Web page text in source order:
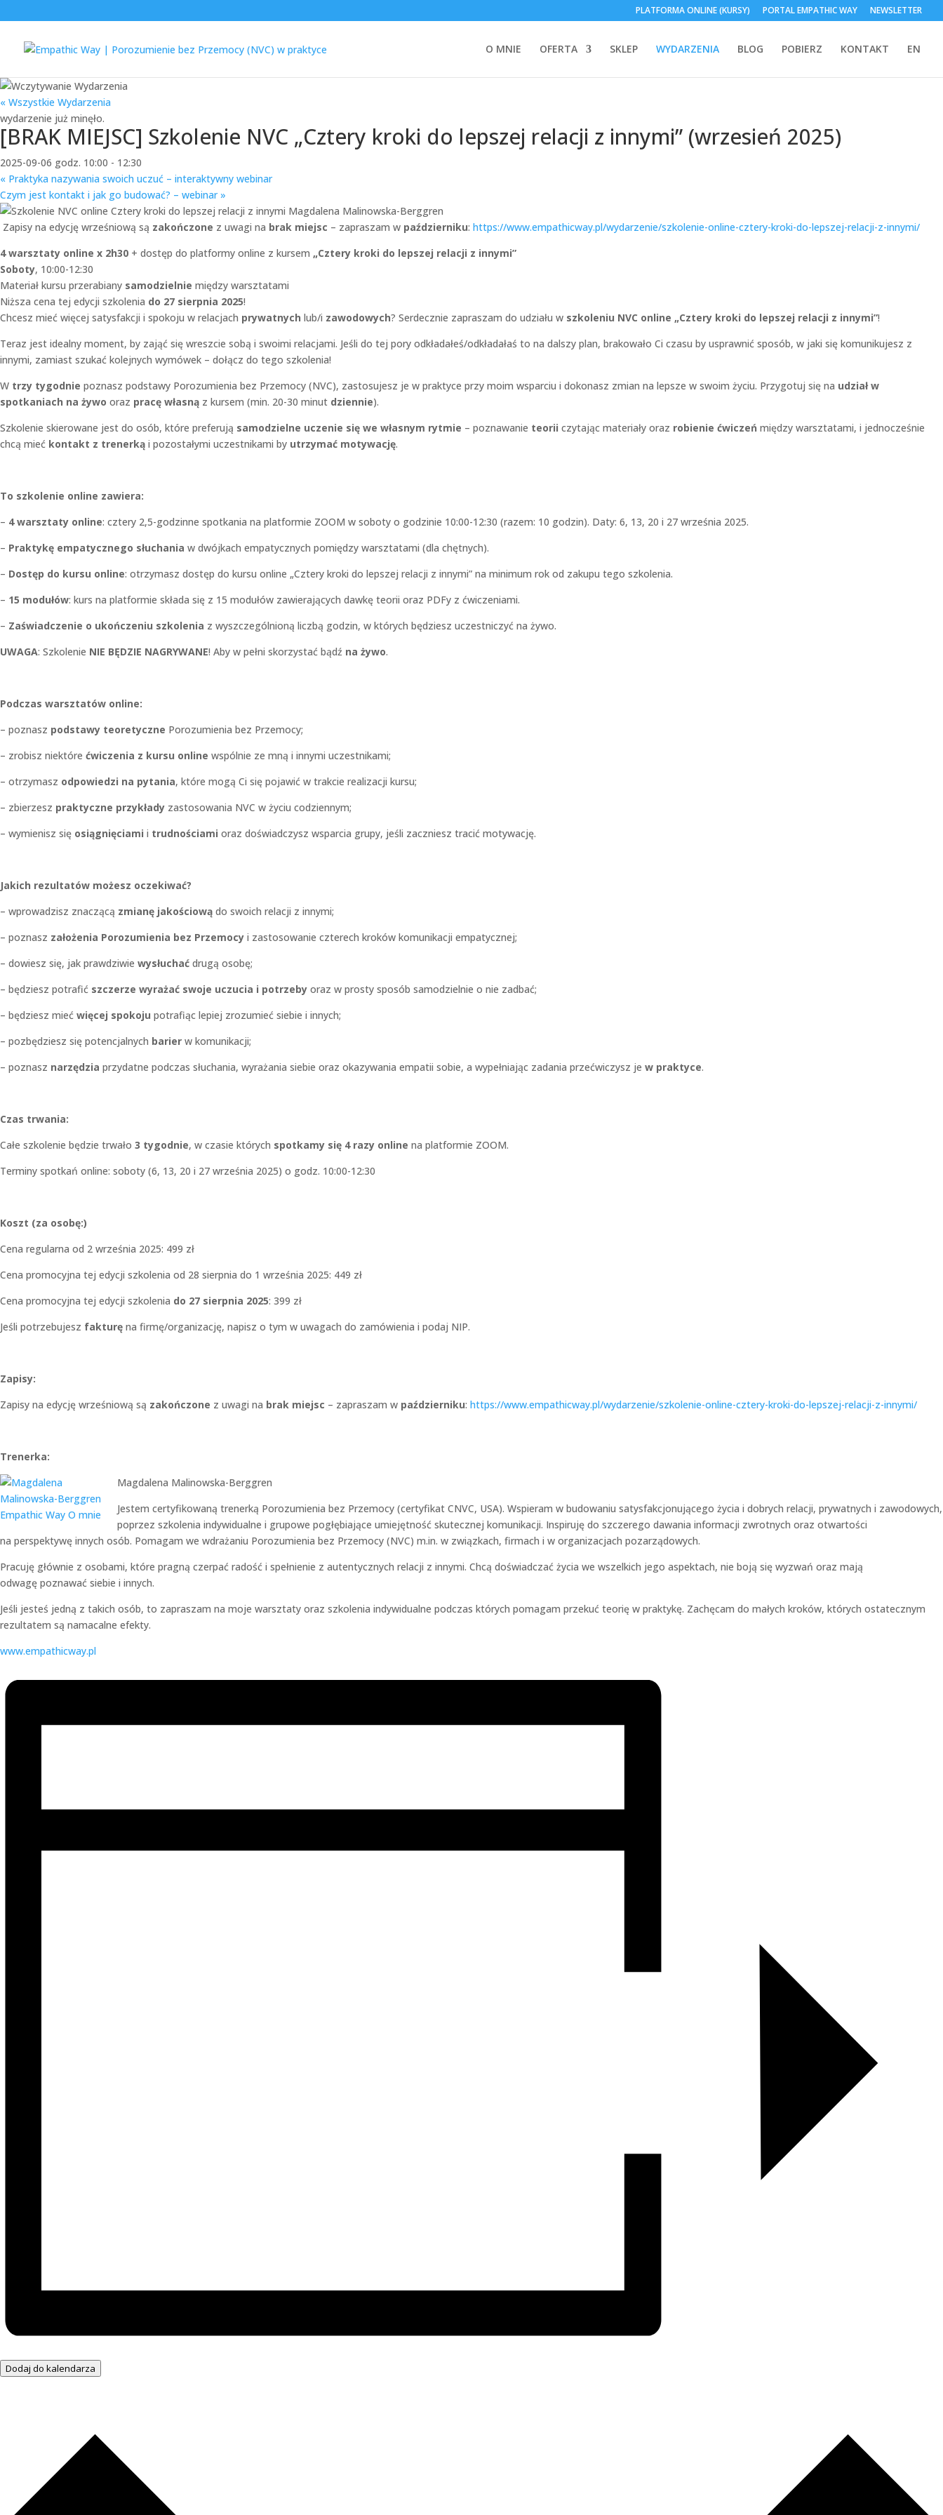
PLATFORMA ONLINE (KURSY) PORTAL EMPATHIC WAY NEWSLETTER
O MNIE OFERTA SKLEP WYDARZENIA BLOG POBIERZ KONTAKT EN
« Wszystkie Wydarzenia
wydarzenie już minęło.
[BRAK MIEJSC] Szkolenie NVC „Cztery kroki do lepszej relacji z innymi” (wrzesień 2025)
2025-09-06 godz. 10:00 - 12:30
« Praktyka nazywania swoich uczuć – interaktywny webinar
Czym jest kontakt i jak go budować? – webinar»
Zapisy na edycję wrześniową są zakończone z uwagi na brak miejsc – zapraszam w październiku: https://www.empathicway.pl/wydarzenie/szkolenie-online-cztery-kroki-do-lepszej-relacji-z-innymi/
4 warsztaty online x 2h30 + dostęp do platformy online z kursem „Cztery kroki do lepszej relacji z innymi”
Soboty, 10:00-12:30
Materiał kursu przerabiany samodzielnie między warsztatami
Niższa cena tej edycji szkolenia do 27 sierpnia 2025!
Chcesz mieć więcej satysfakcji i spokoju w relacjach prywatnych lub/i zawodowych? Serdecznie zapraszam do udziału w szkoleniu NVC online „Cztery kroki do lepszej relacji z innymi”!
Teraz jest idealny moment, by zająć się wreszcie sobą i swoimi relacjami. Jeśli do tej pory odkładałeś/odkładałaś to na dalszy plan, brakowało Ci czasu by usprawnić sposób, w jaki się komunikujesz z
innymi, zamiast szukać kolejnych wymówek – dołącz do tego szkolenia!
W trzy tygodnie poznasz podstawy Porozumienia bez Przemocy (NVC), zastosujesz je w praktyce przy moim wsparciu i dokonasz zmian na lepsze w swoim życiu. Przygotuj się na udział w
spotkaniach na żywo oraz pracę własną z kursem (min. 20-30 minut dziennie).
Szkolenie skierowane jest do osób, które preferują samodzielne uczenie się we własnym rytmie – poznawanie teorii czytając materiały oraz robienie ćwiczeń między warsztatami, i jednocześnie
chcą mieć kontakt z trenerką i pozostałymi uczestnikami by utrzymać motywację.
To szkolenie online zawiera:
– 4 warsztaty online: cztery 2,5-godzinne spotkania na platformie ZOOM w soboty o godzinie 10:00-12:30 (razem: 10 godzin). Daty: 6, 13, 20 i 27 września 2025.
– Praktykę empatycznego słuchania w dwójkach empatycznych pomiędzy warsztatami (dla chętnych).
– Dostęp do kursu online: otrzymasz dostęp do kursu online „Cztery kroki do lepszej relacji z innymi” na minimum rok od zakupu tego szkolenia.
– 15 modułów: kurs na platformie składa się z 15 modułów zawierających dawkę teorii oraz PDFy z ćwiczeniami.
– Zaświadczenie o ukończeniu szkolenia z wyszczególnioną liczbą godzin, w których będziesz uczestniczyć na żywo.
UWAGA: Szkolenie NIE BĘDZIE NAGRYWANE! Aby w pełni skorzystać bądź na żywo.
Podczas warsztatów online:
– poznasz podstawy teoretyczne Porozumienia bez Przemocy;
– zrobisz niektóre ćwiczenia z kursu online wspólnie ze mną i innymi uczestnikami;
– otrzymasz odpowiedzi na pytania, które mogą Ci się pojawić w trakcie realizacji kursu;
– zbierzesz praktyczne przykłady zastosowania NVC w życiu codziennym;
– wymienisz się osiągnięciami i trudnościami oraz doświadczysz wsparcia grupy, jeśli zaczniesz tracić motywację.
Jakich rezultatów możesz oczekiwać?
– wprowadzisz znaczącą zmianę jakościową do swoich relacji z innymi;
– poznasz założenia Porozumienia bez Przemocy i zastosowanie czterech kroków komunikacji empatycznej;
– dowiesz się, jak prawdziwie wysłuchać drugą osobę;
– będziesz potrafić szczerze wyrażać swoje uczucia i potrzeby oraz w prosty sposób samodzielnie o nie zadbać;
– będziesz mieć więcej spokoju potrafiąc lepiej zrozumieć siebie i innych;
– pozbędziesz się potencjalnych barier w komunikacji;
– poznasz narzędzia przydatne podczas słuchania, wyrażania siebie oraz okazywania empatii sobie, a wypełniając zadania przećwiczysz je w praktyce.
Czas trwania:
Całe szkolenie będzie trwało 3 tygodnie, w czasie których spotkamy się 4 razy online na platformie ZOOM.
Terminy spotkań online: soboty (6, 13, 20 i 27 września 2025) o godz. 10:00-12:30
Koszt (za osobę:)
Cena regularna od 2 września 2025: 499 zł
Cena promocyjna tej edycji szkolenia od 28 sierpnia do 1 września 2025: 449 zł
Cena promocyjna tej edycji szkolenia do 27 sierpnia 2025: 399 zł
Jeśli potrzebujesz fakturę na firmę/organizację, napisz o tym w uwagach do zamówienia i podaj NIP.
Zapisy:
Zapisy na edycję wrześniową są zakończone z uwagi na brak miejsc – zapraszam w październiku: https://www.empathicway.pl/wydarzenie/szkolenie-online-cztery-kroki-do-lepszej-relacji-z-innymi/
Trenerka:
Magdalena Malinowska-Berggren
Jestem certyfikowaną trenerką Porozumienia bez Przemocy (certyfikat CNVC, USA). Wspieram w budowaniu satysfakcjonującego życia i dobrych relacji, prywatnych i zawodowych,
poprzez szkolenia indywidualne i grupowe pogłębiające umiejętność skutecznej komunikacji. Inspiruję do szczerego dawania informacji zwrotnych oraz otwartości
na perspektywę innych osób. Pomagam we wdrażaniu Porozumienia bez Przemocy (NVC) m.in. w związkach, firmach i w organizacjach pozarządowych.
Pracuję głównie z osobami, które pragną czerpać radość i spełnienie z autentycznych relacji z innymi. Chcą doświadczać życia we wszelkich jego aspektach, nie boją się wyzwań oraz mają
odwagę poznawać siebie i innych.
Jeśli jesteś jedną z takich osób, to zapraszam na moje warsztaty oraz szkolenia indywidualne podczas których pomagam przekuć teorię w praktykę. Zachęcam do małych kroków, których ostatecznym
rezultatem są namacalne efekty.
www.empathicway.pl
Dodaj do kalendarza